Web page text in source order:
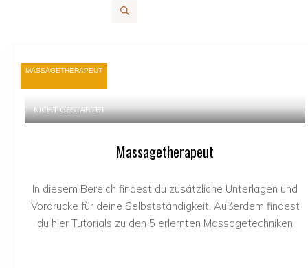
MASSAGETHERAPEUT
NICHT GESTARTET
Massagetherapeut
In diesem Bereich findest du zusätzliche Unterlagen und
Vordrucke für deine Selbstständigkeit. Außerdem findest
du hier Tutorials zu den 5 erlernten Massagetechniken